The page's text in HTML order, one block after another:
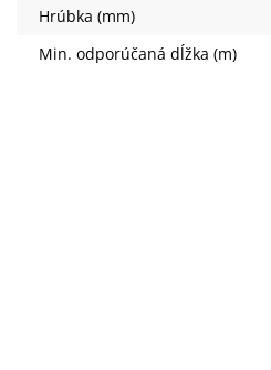
Hrúbka (mm)
Min. odporúčaná dĺžka (m)